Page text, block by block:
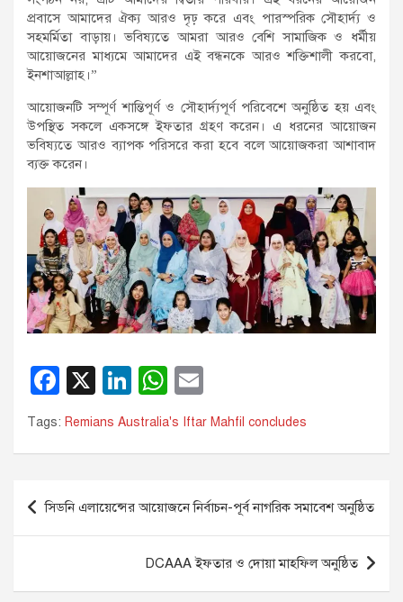
প্রবাসে আমাদের ঐক্য আরও দৃঢ় করে এবং পারস্পরিক সৌহার্দ্য ও
সহমর্মিতা বাড়ায়। ভবিষ্যতে আমরা আরও বেশি সামাজিক ও ধর্মীয়
আয়োজনের মাধ্যমে আমাদের এই বন্ধনকে আরও শক্তিশালী করবো,
ইনশাআল্লাহ।”
আয়োজনটি সম্পূর্ণ শান্তিপূর্ণ ও সৌহার্দ্যপূর্ণ পরিবেশে অনুষ্ঠিত হয় এবং
উপস্থিত সকলে একসঙ্গে ইফতার গ্রহণ করেন। এ ধরনের আয়োজন
ভবিষ্যতে আরও ব্যাপক পরিসরে করা হবে বলে আয়োজকরা আশাবাদ
ব্যক্ত করেন।
F
a
c
b
o
k
X
Li
n
k
dI
n
W
h
at
A
p
p
m
ail
Tags: Remians Australia's Iftar Mahfil concludes
Post
navigation
সিডনি এলায়েন্সের আয়োজনে নির্বাচন-পূর্ব নাগরিক সমাবেশ অনুষ্ঠিত
DCAAA ইফতার ও দোয়া মাহফিল অনুষ্ঠিত